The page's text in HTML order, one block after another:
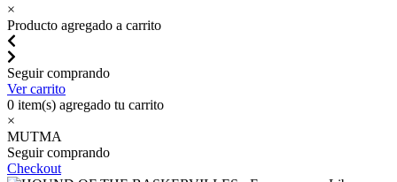
×
Producto agregado a carrito
Seguir comprando
Ver carrito
0 item(s) agregado tu carrito
×
MUTMA
Seguir comprando
Checkout